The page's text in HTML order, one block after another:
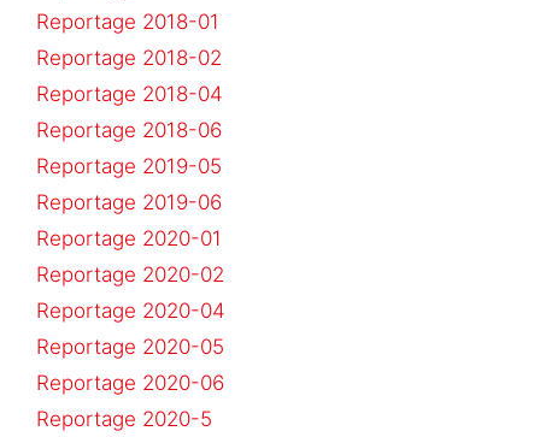
Reportage 2018-01
Reportage 2018-02
Reportage 2018-04
Reportage 2018-06
Reportage 2019-05
Reportage 2019-06
Reportage 2020-01
Reportage 2020-02
Reportage 2020-04
Reportage 2020-05
Reportage 2020-06
Reportage 2020-5